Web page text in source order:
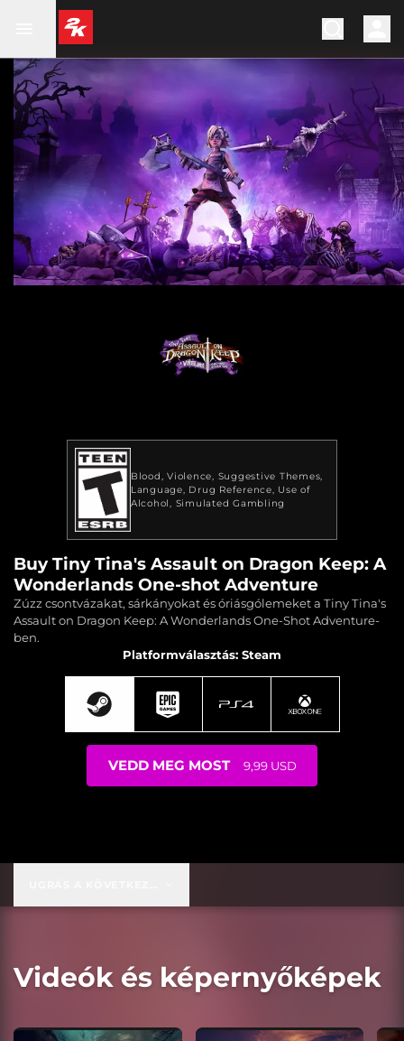
Blood Violence Suggestive Themes
Language
Drug Reference
Use of
Alcohol Simulated Gambling
Buy Tiny Tina's Assault on Dragon Keep: A
Wonderlands One-shot Adventure
Zúzz csontvázakat, sárkányokat és óriásgólemeket a Tiny Tina's
Assault on Dragon Keep: A Wonderlands One-Shot Adventure-
ben.
Platformválasztás: Steam
VEDD MEG MOST 9,99 USD
Videók és képernyőképek